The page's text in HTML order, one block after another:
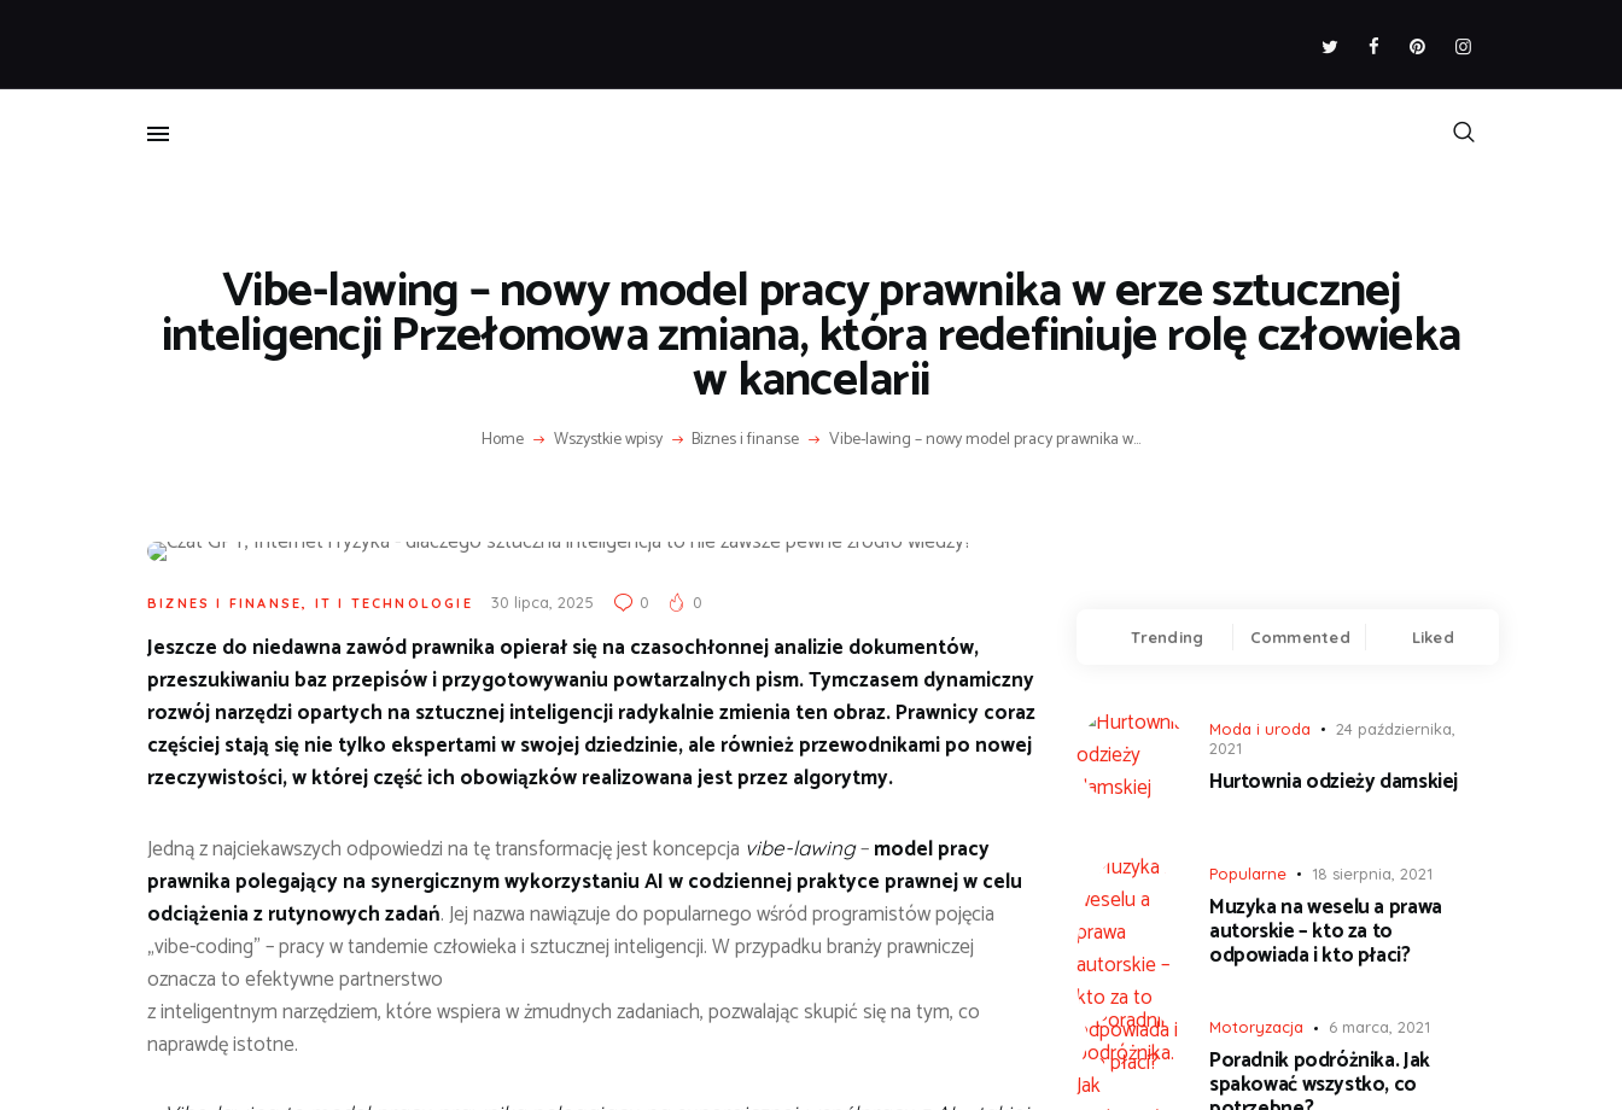
Vibe-lawing – nowy model pracy prawnika w erze sztucznej
inteligencji Przełomowa zmiana, która redefiniuje rolę człowieka
w kancelarii
Home Wszystkie wpisy Biznes i finanse Vibe-lawing – nowy model pracy prawnika w...
BIZNES I FINANSE IT I TECHNOLOGIE 30 lipca, 2025 0 0
Jeszcze do niedawna zawód prawnika opierał się na czasochłonnej analizie dokumentów,
przeszukiwaniu baz przepisów i przygotowywaniu powtarzalnych pism. Tymczasem dynamiczny
rozwój narzędzi opartych na sztucznej inteligencji radykalnie zmienia ten obraz. Prawnicy coraz
częściej stają się nie tylko ekspertami w swojej dziedzinie, ale również przewodnikami po nowej
rzeczywistości, w której część ich obowiązków realizowana jest przez algorytmy.
Jedną z najciekawszych odpowiedzi na tę transformację jest koncepcja vibe-lawing–model pracy
prawnika polegający na synergicznym wykorzystaniu AI w codziennej praktyce prawnej w celu
odciążenia z rutynowych zadań. Jej nazwa nawiązuje do popularnego wśród programistów pojęcia
„vibe-coding” – pracy w tandemie człowieka i sztucznej inteligencji. W przypadku branży prawniczej
oznacza to efektywne partnerstwo
z inteligentnym narzędziem, które wspiera w żmudnych zadaniach, pozwalając skupić się na tym, co
naprawdę istotne.
Trending Commented Liked
Moda i uroda
24 października,
2021
Hurtownia odzieży damskiej
Popularne 18 sierpnia, 2021
Muzyka na weselu a prawa
autorskie – kto za to
odpowiada i kto płaci?
Motoryzacja 6 marca, 2021
Poradnik podróżnika. Jak
spakować wszystko, co